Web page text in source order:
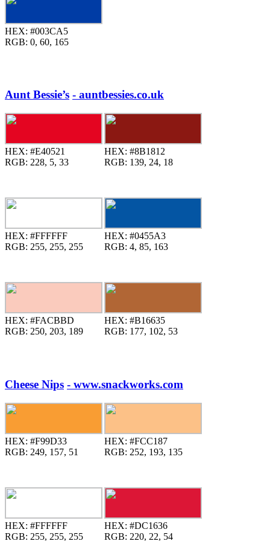
HEX: #003CA5
RGB: 0, 60, 165
Aunt Bessie’s - auntbessies.co.uk
HEX: #E40521
RGB: 228, 5, 33
HEX: #8B1812
RGB: 139, 24, 18
HEX: #FFFFFF
RGB: 255, 255, 255
HEX: #0455A3
RGB: 4, 85, 163
HEX: #FACBBD
RGB: 250, 203, 189
HEX: #B16635
RGB: 177, 102, 53
Cheese Nips - www.snackworks.com
HEX: #F99D33
RGB: 249, 157, 51
HEX: #FCC187
RGB: 252, 193, 135
HEX: #FFFFFF
RGB: 255, 255, 255
HEX: #DC1636
RGB: 220, 22, 54